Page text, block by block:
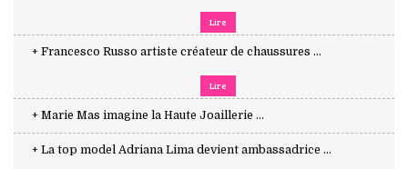
Lire
+ Francesco Russo artiste créateur de chaussures ...
Lire
+ Marie Mas imagine la Haute Joaillerie ...
+ La top model Adriana Lima devient ambassadrice ...